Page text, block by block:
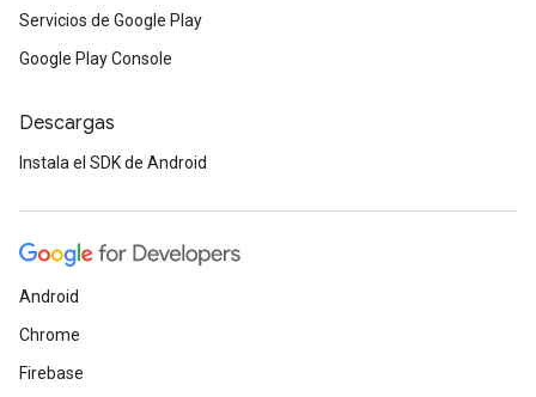
Servicios de Google Play
Google Play Console
Descargas
Instala el SDK de Android
Android
Chrome
Firebase